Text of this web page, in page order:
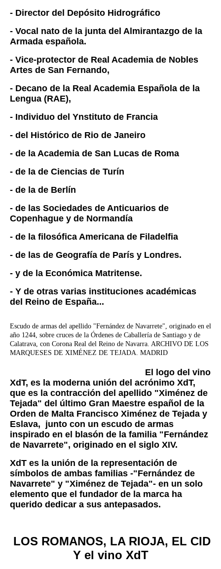
- Director del Depósito Hidrográfico
- Vocal nato de la junta del Almirantazgo de la
Armada española.
- Vice-protector de Real Academia de Nobles
Artes de San Fernando,
- Decano de la Real Academia Española de la
Lengua (RAE),
- Individuo del Ynstituto de Francia
- del Histórico de Rio de Janeiro
- de la Academia de San Lucas de Roma
- de la de Ciencias de Turín
- de la de Berlín
- de las Sociedades de Anticuarios de
Copenhague y de Normandía
- de la filosófica Americana de Filadelfia
- de las de Geografía de París y Londres.
- y de la Económica Matritense.
- Y de otras varias instituciones académicas
del Reino de España...
Escudo de armas del apellido "Fernández de Navarrete", originado en el
año 1244, sobre cruces de la Órdenes de Caballería de Santiago y de
Calatrava, con Corona Real del Reino de Navarra. ARCHIVO DE LOS
MARQUESES DE XIMÉNEZ DE TEJADA. MADRID
El logo del vino
XdT, es la moderna unión del acrónimo XdT,
que es la contracción del apellido "Ximénez de
Tejada" del último Gran Maestre español de la
Orden de Malta Francisco Ximénez de Tejada y
Eslava, junto con un escudo de armas
inspirado en el blasón de la familia "Fernández
de Navarrete", originado en el siglo XIV.
XdT es la unión de la representación de
símbolos de ambas familias -"Fernández de
Navarrete" y "Ximénez de Tejada"- en un solo
elemento que el fundador de la marca ha
querido dedicar a sus antepasados.
LOS ROMANOS, LA RIOJA, EL CID
Y el vino XdT